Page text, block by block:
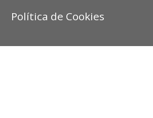
Política de Cookies